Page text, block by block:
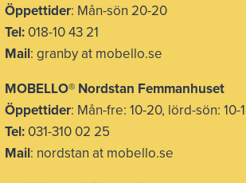
Öppettider: Mån-sön 20-20
Tel: 018-10 43 21
Mail: granby at mobello.se
MOBELLO® Nordstan Femmanhuset
Öppettider: Mån-fre: 10-20, lörd-sön: 10-
Tel: 031-310 02 25
Mail: nordstan at mobello.se